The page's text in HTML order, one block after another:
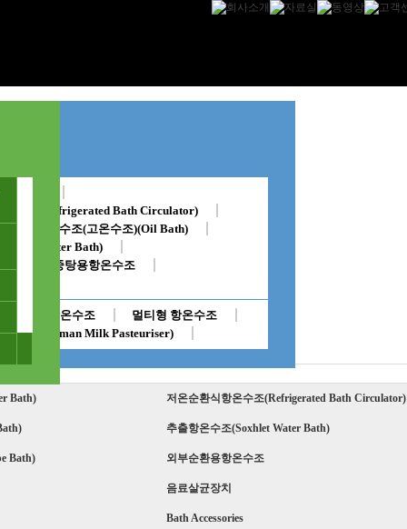
Bath)
온수조(Refrigerated Bath Circulator)
오일순환식수조(고온수조)(Oil Bath)
Type Water Bath)
중탕용항온수조
히터적용 항온수조
멀티형 항온수조
살균기(Human Milk Pasteuriser)
Bath) 저온순환식항온수조(Refrigerated Bath Circulator)
추출항온수조(Soxhlet Water Bath)
Bath) 외부순환용항온수조
음료살균장치
Bath Accessories